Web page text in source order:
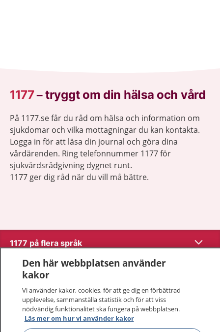
1177–tryggt om din hälsa och vård
På 1177.se får du råd om hälsa och information om
sjukdomar och vilka mottagningar du kan kontakta.
Logga in för att läsa din journal och göra dina
vårdärenden. Ring telefonnummer 1177 för
sjukvårdsrådgivning dygnet runt.
1177 ger dig råd när du vill må bättre.
1177 på flera språk Visa
Om 1177
Kontakt
Den här webbplatsen använder
kakor
Vi använder kakor, cookies, för att ge dig en förbättrad
upplevelse, sammanställa statistik och för att viss
nödvändig funktionalitet ska fungera på webbplatsen.
Läs mer om hur vi använder kakor